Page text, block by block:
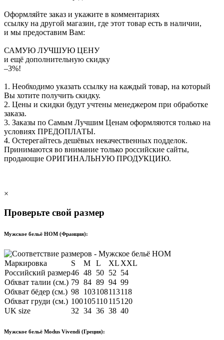
Оформляйте заказ и укажите в комментариях
ссылку на другой магазин, где этот товар есть в наличии,
и мы предоставим Вам:
САМУЮ ЛУЧШУЮ ЦЕНУ
и ещё дополнительную скидку
–3%!
1. Необходимо указать ссылку на каждый товар, на который
Вы хотите получить скидку.
2. Цены и скидки будут учтены менеджером при обработке
заказа.
3. Заказы по Самым Лучшим Ценам оформляются только на
условиях ПРЕДОПЛАТЫ.
4. Остерегайтесь дешёвых некачественных подделок.
Принимаются во внимание только российские сайты,
продающие ОРИГИНАЛЬНУЮ ПРОДУКЦИЮ.
×
Проверьте свой размер
Мужское бельё HOM (Франция):
Маркировка S M L XL XXL
Российский размер46 48 50 52 54
Обхват талии (см.) 79 84 89 94 99
Обхват бёдер (см.) 98 103108113118
Обхват груди (см.) 100105110115120
UK size
32 34 36 38 40
Мужское бельё Modus Vivendi (Греция):